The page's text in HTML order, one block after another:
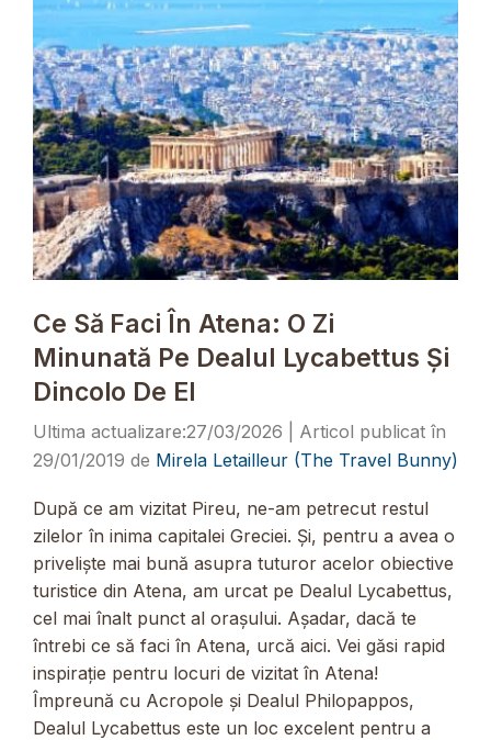
Ce Să Faci În Atena: O Zi
Minunată Pe Dealul Lycabettus Și
Dincolo De El
27/03/2026
29/01/2019 de Mirela Letailleur (The Travel Bunny)
După ce am vizitat Pireu, ne-am petrecut restul
zilelor în inima capitalei Greciei. Și, pentru a avea o
priveliște mai bună asupra tuturor acelor obiective
turistice din Atena, am urcat pe Dealul Lycabettus,
cel mai înalt punct al orașului. Așadar, dacă te
întrebi ce să faci în Atena, urcă aici. Vei găsi rapid
inspirație pentru locuri de vizitat în Atena!
Împreună cu Acropole și Dealul Philopappos,
Dealul Lycabettus este un loc excelent pentru a